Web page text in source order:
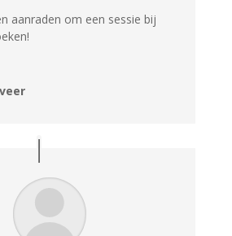
aanraden om een sessie bij